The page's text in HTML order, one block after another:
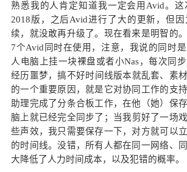
熟悉我的人肯定知道我一定会用Avid。这
2018版，之后Avid进行了大的更新，但
续，就没敢再升级了。现在看来是明智的
7个Avid同时在使用，注意，我说的同时
人电脑上挂一块裸盘或者小Nas，每次同
经历噩梦，搞不好时间线版本就乱套、素
的一个重要原因，就是它对协同工作的支
助理完成了分条合板工作，在他（她）保
脑上就已经完全同步了；当我剪好了一场
些声效，我只需要保存一下，对方就可以
的时间线。没错，所有人都在同一网络、
大降低了人力时间成本，以及犯错的概率。